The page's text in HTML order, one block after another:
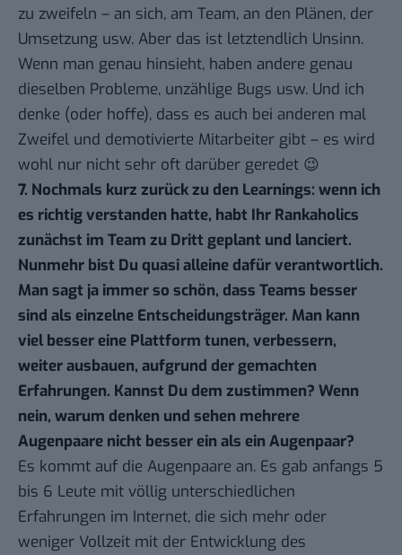
zu zweifeln – an sich, am Team, an den Plänen, der
Umsetzung usw. Aber das ist letztendlich Unsinn.
Wenn man genau hinsieht, haben andere genau
dieselben Probleme, unzählige Bugs usw. Und ich
denke (oder hoffe), dass es auch bei anderen mal
Zweifel und demotivierte Mitarbeiter gibt – es wird
wohl nur nicht sehr oft darüber geredet 😉
7. Nochmals kurz zurück zu den Learnings: wenn ich
es richtig verstanden hatte, habt Ihr Rankaholics
zunächst im Team zu Dritt geplant und lanciert.
Nunmehr bist Du quasi alleine dafür verantwortlich.
Man sagt ja immer so schön, dass Teams besser
sind als einzelne Entscheidungsträger. Man kann
viel besser eine Plattform tunen, verbessern,
weiter ausbauen, aufgrund der gemachten
Erfahrungen. Kannst Du dem zustimmen? Wenn
nein, warum denken und sehen mehrere
Augenpaare nicht besser ein als ein Augenpaar?
Es kommt auf die Augenpaare an. Es gab anfangs 5
bis 6 Leute mit völlig unterschiedlichen
Erfahrungen im Internet, die sich mehr oder
weniger Vollzeit mit der Entwicklung des